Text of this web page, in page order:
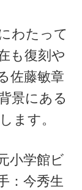
わたって
も復刻や
佐藤敏章
景にある
ます。
小学館ビ
：今秀生